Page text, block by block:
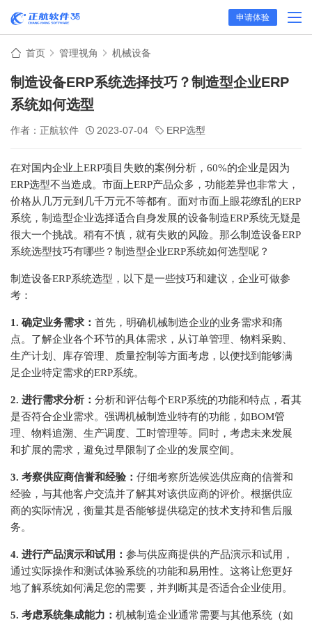
申请体验
首页 管理视角 机械设备
制造设备ERP系统选择技巧？制造型企业ERP
系统如何选型
作者：正航软件 2023-07-04 ERP选型
在对国内企业上ERP项目失败的案例分析，60%的企业是因为
ERP选型不当造成。市面上ERP产品众多，功能差异也非常大，
价格从几万元到几千万元不等都有。面对市面上眼花缭乱的ERP
系统，制造型企业选择适合自身发展的设备制造ERP系统无疑是
很大一个挑战。稍有不慎，就有失败的风险。那么制造设备ERP
系统选型技巧有哪些？制造型企业ERP系统如何选型呢？
制造设备ERP系统选型，以下是一些技巧和建议，企业可做参
考：
1. 确定业务需求： 首先，明确机械制造企业的业务需求和痛
点。了解企业各个环节的具体需求，从订单管理、物料采购、
生产计划、库存管理、质量控制等方面考虑，以便找到能够满
足企业特定需求的ERP系统。
2. 进行需求分析： 分析和评估每个ERP系统的功能和特点，看其
是否符合企业需求。强调机械制造业特有的功能，如BOM管
理、物料追溯、生产调度、工时管理等。同时，考虑未来发展
和扩展的需求，避免过早限制了企业的发展空间。
3. 考察供应商信誉和经验： 仔细考察所选候选供应商的信誉和
经验，与其他客户交流并了解其对该供应商的评价。根据供应
商的实际情况，衡量其是否能够提供稳定的技术支持和售后服
务。
4. 进行产品演示和试用： 参与供应商提供的产品演示和试用，
通过实际操作和测试体验系统的功能和易用性。这将让您更好
地了解系统如何满足您的需要，并判断其是否适合企业使用。
5. 考虑系统集成能力： 机械制造企业通常需要与其他系统（如